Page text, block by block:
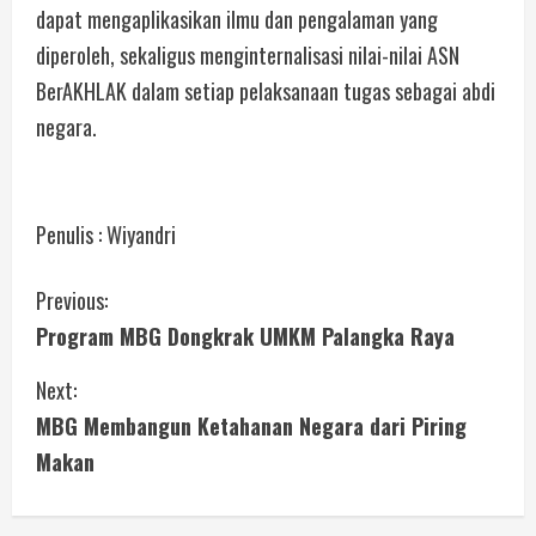
dapat mengaplikasikan ilmu dan pengalaman yang
diperoleh, sekaligus menginternalisasi nilai-nilai ASN
BerAKHLAK dalam setiap pelaksanaan tugas sebagai abdi
negara.
Penulis : Wiyandri
Previous:
Program MBG Dongkrak UMKM Palangka Raya
Next:
MBG Membangun Ketahanan Negara dari Piring
Makan